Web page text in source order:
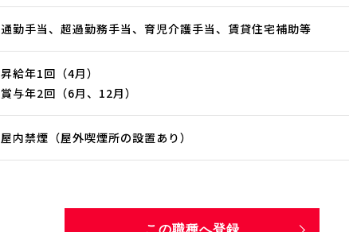
通勤手当、超過勤務手当、育児介護手当、賃貸住宅補助等
昇給年1回（4月）
賞与年2回（6月、12月）
屋内禁煙（屋外喫煙所の設置あり）